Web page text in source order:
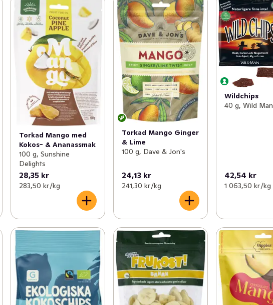
Torkad Mango med
Kokos- & Ananassmak
100 g, Sunshine
Delights
28,35 kr
283,50 kr /kg
Torkad Mango Ginger
& Lime
100 g, Dave & Jon's
24,13 kr
241,30 kr /kg
Wildchips
40 g, Wild Man
42,54 kr
1 063,50 kr /kg